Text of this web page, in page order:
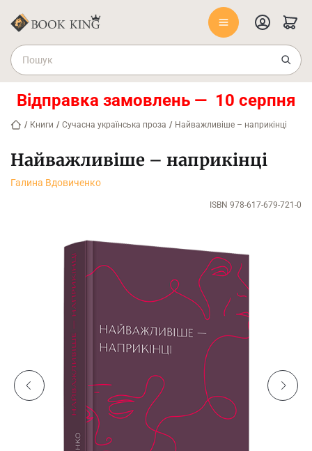
Відправка замовлень — 10 серпня
/ Книги / Сучасна українська проза / Найважливіше – наприкінці
Найважливіше – наприкінці
Галина Вдовиченко
ISBN 978-617-679-721-0